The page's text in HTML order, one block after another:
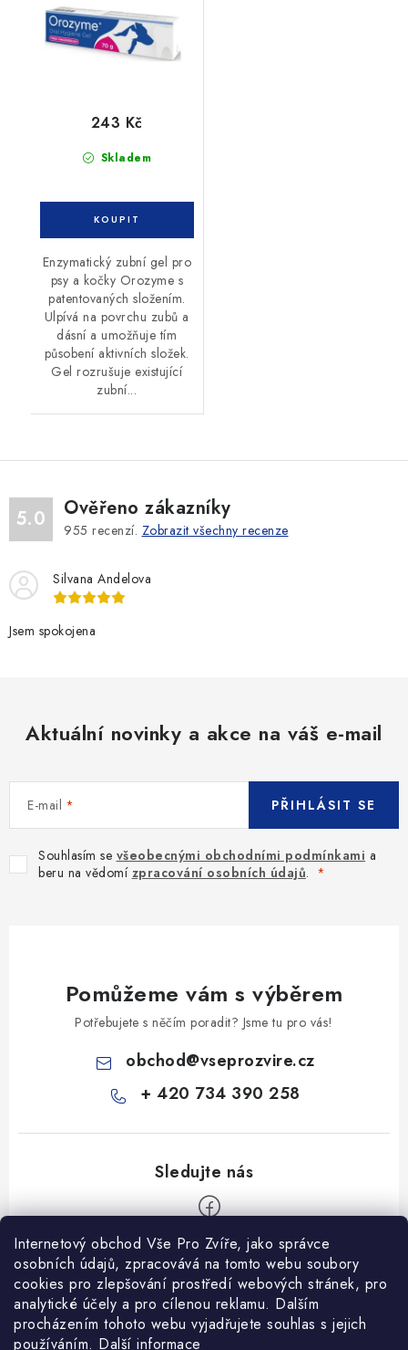
Internetový obchod Vše Pro Zvíře, jako správce
osobních údajů, zpracovává na tomto webu soubory
cookies pro zlepšování prostředí webových stránek, pro
analytické účely a pro cílenou reklamu. Dalším
procházením tohoto webu vyjadřujete souhlas s jejich
používáním. Další informace
Skladem
243 Kč
Enzymatický zubní gel pro
psy a kočky Orozyme s
patentovaných složením.
Ulpívá na povrchu zubů a
dásní a umožňuje tím
působení aktivních složek.
Gel rozrušuje existující
zubní...
5.0 Ověřeno zákazníky
955 recenzí. Zobrazit všechny recenze
Silvana Andelova
Jsem spokojena
Aktuální novinky a akce na váš e-mail
E-mail
Souhlasím se všeobecnými obchodními podmínkami a
beru na vědomí zpracování osobních údajů.
PŘIHLÁSIT SE
Pomůžeme vám s výběrem
Potřebujete s něčím poradit? Jsme tu pro vás!
obchod@vseprozvire.cz
+ 420 734 390 258
Informace pro Vás
Ceník dopravy